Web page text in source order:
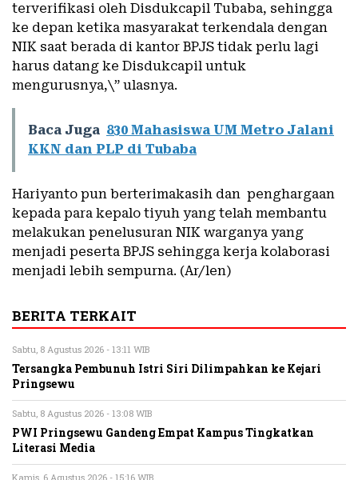
terverifikasi oleh Disdukcapil Tubaba, sehingga
ke depan ketika masyarakat terkendala dengan
NIK saat berada di kantor BPJS tidak perlu lagi
harus datang ke Disdukcapil untuk
mengurusnya,\” ulasnya.
Baca Juga 830 Mahasiswa UM Metro Jalani
KKN dan PLP di Tubaba
Hariyanto pun berterimakasih dan penghargaan
kepada para kepalo tiyuh yang telah membantu
melakukan penelusuran NIK warganya yang
menjadi peserta BPJS sehingga kerja kolaborasi
menjadi lebih sempurna. (Ar/len)
BERITA TERKAIT
Sabtu, 8 Agustus 2026 - 13:11 WIB
Tersangka Pembunuh Istri Siri Dilimpahkan ke Kejari
Pringsewu
Sabtu, 8 Agustus 2026 - 13:08 WIB
PWI Pringsewu Gandeng Empat Kampus Tingkatkan
Literasi Media
Kamis, 6 Agustus 2026 - 15:16 WIB